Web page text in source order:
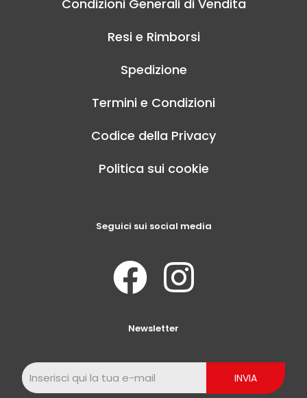
Condizioni Generali di Vendita
Resi e Rimborsi
Spedizione
Termini e Condizioni
Codice della Privacy
Politica sui cookie
Seguici sui social media
Newsletter